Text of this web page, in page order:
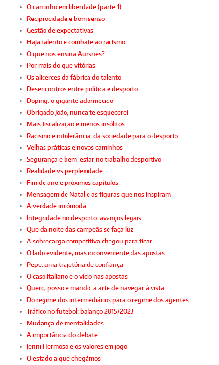
O caminho em liberdade (parte 1)
Reciprocidade e bom senso
Gestão de expectativas
Haja talento e combate ao racismo
O que nos ensina Aursnes?
Por mais do que vitórias
Os alicerces da fábrica do talento
Desencontros entre política e desporto
Doping: o gigante adormecido
Obrigado João, nunca te esquecerei
Mais fiscalização e menos insólitos
Racismo e intolerância: da sociedade para o desporto
Velhas práticas e novos caminhos
Segurança e bem-estar no trabalho desportivo
Realidade vs perplexidade
Fim de ano e próximos capítulos
Mensagem de Natal e as figuras que nos inspiram
A verdade incómoda
Integridade no desporto: avanços legais
Que da noite das campeãs se faça luz
A sobrecarga competitiva chegou para ficar
O lado evidente, mas inconveniente das apostas
Pepe: uma trajetória de confiança
O caso italiano e o vício nas apostas
Quero, posso e mando: a arte de navegar à vista
Do regime dos intermediários para o regime dos agentes
Tráfico no futebol: balanço 2015/2023
Mudança de mentalidades
A importância do debate
Jenni Hermoso e os valores em jogo
O estado a que chegámos